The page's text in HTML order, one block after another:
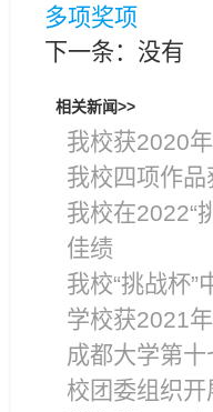
多项奖项
下一条：没有
相关新闻>>
我校获2020年
我校四项作品
我校在2022“
佳绩
我校“挑战杯
学校获2021
成都大学第十
校团委组织开